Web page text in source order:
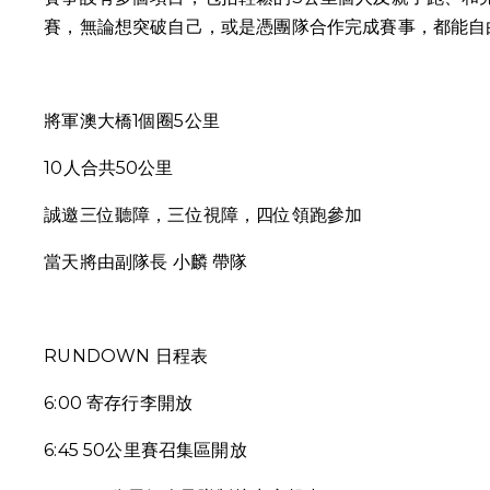
賽，無論想突破自己，或是憑團隊合作完成賽事，都能
將軍澳大橋1個圈5公里
10人合共50公里
誠邀三位聽障，三位視障，四位領跑參加
當天將由副隊長 小麟 帶隊
RUNDOWN 日程表
6:00 寄存行李開放
6:45 50公里賽召集區開放